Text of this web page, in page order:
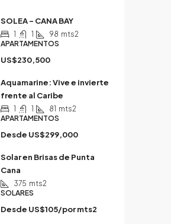
SOLEA – CANA BAY
1 1 98 mts2
APARTAMENTOS
US$230,500
Aquamarine: Vive e invierte
frente al Caribe
1 1 81 mts2
APARTAMENTOS
Desde US$299,000
Solar en Brisas de Punta
Cana
375 mts2
SOLARES
Desde US$105/por mts2